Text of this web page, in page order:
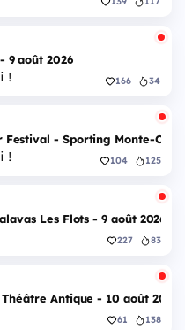
9 août 2026
! 166 34
Festival - Sporting Monte-
! 104 125
Les Flots - 9 août 2026
227 83
Antique - 10 août 2026
61 138